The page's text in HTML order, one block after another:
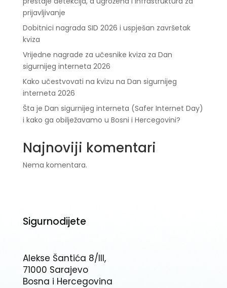
prijavljivanje
Dobitnici nagrada SID 2026 i uspješan završetak
kviza
Vrijedne nagrade za učesnike kviza za Dan
sigurnijeg interneta 2026
Kako učestvovati na kvizu na Dan sigurnijeg
interneta 2026
Šta je Dan sigurnijeg interneta (Safer Internet Day)
i kako ga obilježavamo u Bosni i Hercegovini?
Najnoviji komentari
Nema komentara.
Sigurnodijete
Alekse Šantića 8/III,
71000 Sarajevo
Bosna i Hercegovina